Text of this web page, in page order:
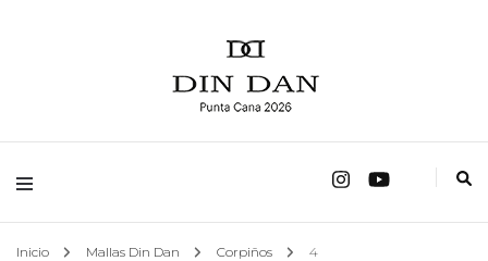
Mallas Din Dan
Inicio Mallas Din Dan Corpiños 4